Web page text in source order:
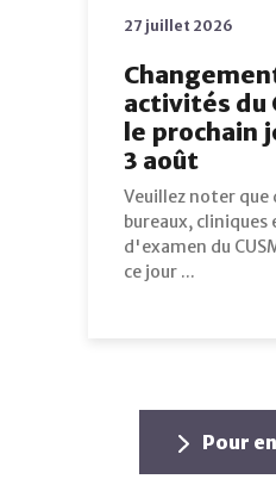
27 juillet 2026
activités du
le prochain
3 août
Veuillez noter que
bureaux, cliniques
d'examen du
ce jour ...
Pour